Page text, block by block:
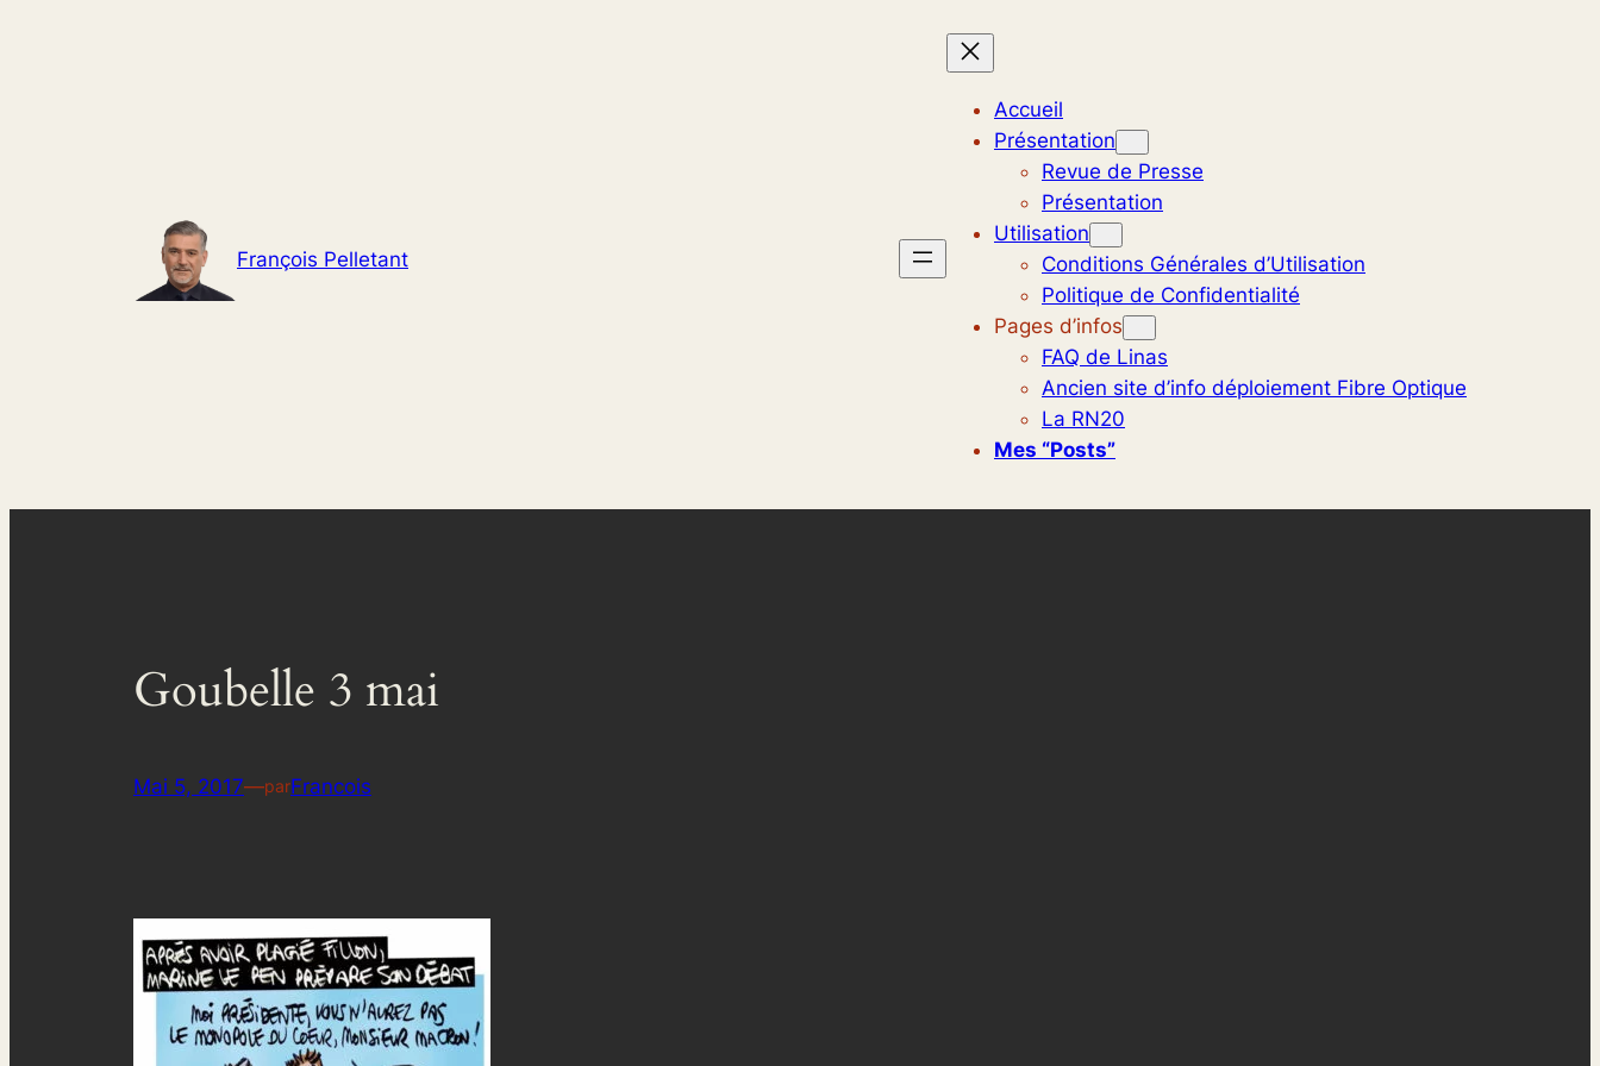
François Pelletant
Accueil
Présentation
Revue de Presse
Présentation
Utilisation
Conditions Générales d’Utilisation
Politique de Confidentialité
Pages d’infos
FAQ de Linas
Ancien site d’info déploiement Fibre Optique
La RN20
Mes “posts”
Goubelle 3 mai
Mai 5, 2017—parFrancois